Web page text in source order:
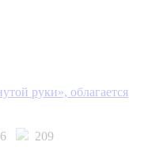
руки», облагается
209